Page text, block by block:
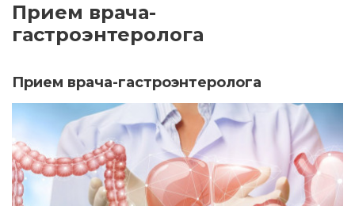
Прием врача-
гастроэнтеролога
Прием врача-гастроэнтеролога